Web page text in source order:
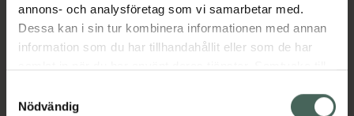
annons- och analysföretag som vi samarbetar med.
Dessa kan i sin tur kombinera informationen med annan
information som du har tillhandahållit eller som de har
återkalla ditt samtycke via webbplatsens
Nödvändig